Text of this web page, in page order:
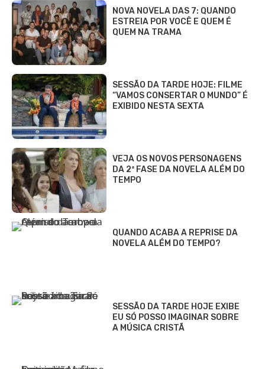
NOVA NOVELA DAS 7: QUANDO
ESTREIA POR VOCÊ E QUEM É
QUEM NA TRAMA
SESSÃO DA TARDE HOJE: FILME
“VAMOS CONSERTAR O MUNDO” É
EXIBIDO NESTA SEXTA
VEJA OS NOVOS PERSONAGENS
DA 2ª FASE DA NOVELA ALÉM DO
TEMPO
QUANDO ACABA A REPRISE DA
NOVELA ALÉM DO TEMPO?
SESSÃO DA TARDE HOJE EXIBE
EU SÓ POSSO IMAGINAR SOBRE
A MÚSICA CRISTÃ